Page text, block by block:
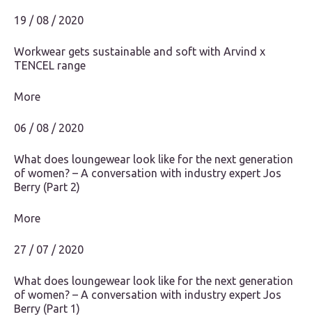
19 / 08 / 2020
Workwear gets sustainable and soft with Arvind x
TENCEL range
More
06 / 08 / 2020
What does loungewear look like for the next generation
of women? – A conversation with industry expert Jos
Berry (Part 2)
More
27 / 07 / 2020
What does loungewear look like for the next generation
of women? – A conversation with industry expert Jos
Berry (Part 1)